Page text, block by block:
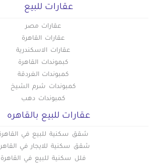
عقارات للبيع
عقارات مصر
عقارات القاهرة
عقارات الاسكندرية
كبموندات القاهرة
كمبوندات الغردقة
كمبوندات شرم الشيخ
كمبوندات دهب
عقارات للبيع بالقاهره
شقق سكنية للبيع في
شقق سكنية للايجار في
فلل سكنية للبيع في القاهرة